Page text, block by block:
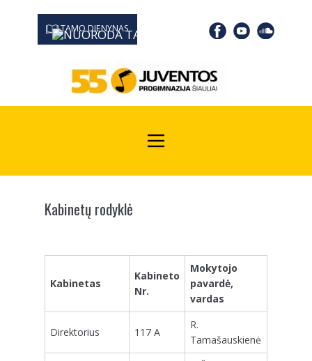
TAMO DIENYNAS
0667 19366
Kabinetų rodyklė
Kabinetas
Kabineto
Nr.
Mokytojo
pavardė,
vardas
Direktorius 117 A
R.
Tamašauskienė